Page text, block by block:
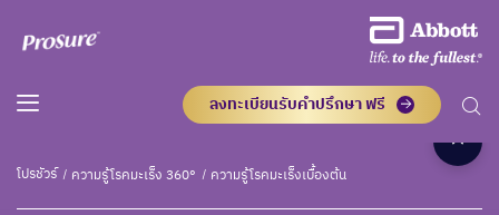
ลงทะเบียนรับคำปรึกษา ฟรี
โปรชัวร์ ความรู้โรคมะเร็ง 360° ความรู้โรคมะเร็งเบื้องต้น